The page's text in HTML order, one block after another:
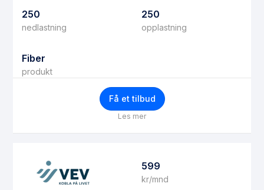
250
nedlastning
250
opplastning
Fiber
produkt
Få et tilbud
Les mer
599
kr/mnd